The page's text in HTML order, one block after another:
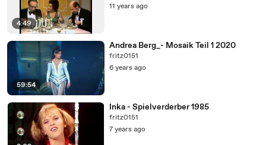
4:49
11 years ago
59:54
Andrea Berg_- Mosaik Teil 1 2020
fritz0151
6 years ago
Inka - Spielverderber 1985
fritz0151
7 years ago